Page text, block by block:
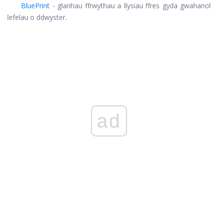
BluePrint - glanhau ffrwythau a llysiau ffres gyda gwahanol
lefelau o ddwyster.
ad